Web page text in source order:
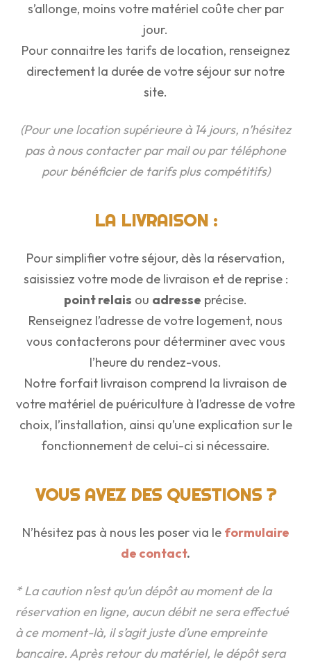
s’allonge, moins votre matériel coûte cher par
jour.
Pour connaitre les tarifs de location, renseignez
directement la durée de votre séjour sur notre
site.
(Pour une location supérieure à 14 jours, n’hésitez
pas à nous contacter par mail ou par téléphone
pour bénéficier de tarifs plus compétitifs)
LA LIVRAISON :
Pour simplifier votre séjour, dès la réservation,
saisissiez votre mode de livraison et de reprise :
point relais ou adresse précise.
Renseignez l’adresse de votre logement, nous
vous contacterons pour déterminer avec vous
l’heure du rendez-vous.
Notre forfait livraison comprend la livraison de
votre matériel de puériculture à l’adresse de votre
choix, l’installation, ainsi qu’une explication sur le
fonctionnement de celui-ci si nécessaire.
VOUS AVEZ DES QUESTIONS ?
N’hésitez pas à nous les poser via le formulaire
de contact.
* La caution n’est qu’un dépôt au moment de la
réservation en ligne, aucun débit ne sera effectué
à ce moment-là, il s’agit juste d’une empreinte
bancaire. Après retour du matériel, le dépôt sera